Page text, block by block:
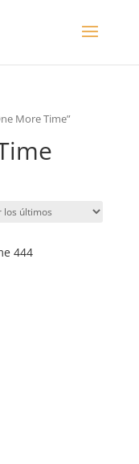
More Time”
444